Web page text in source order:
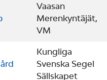
Vaasan
Merenkyntäjät,
VM
Kungliga
Svenska Segel
Sällskapet